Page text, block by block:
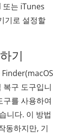
또는 iTunes
기로 설정할
기
구 도구입니
를 사용하여
니다. 이 방법
동하지만, 기